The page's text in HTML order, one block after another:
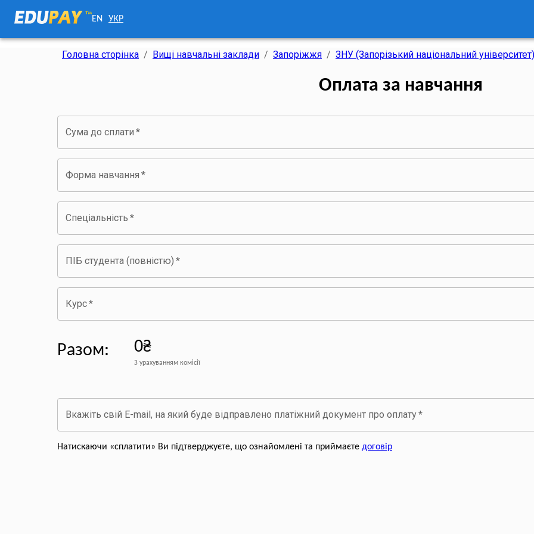
EN УКР
Головна сторінка / Вищі навчальні заклади / Запоріжжя / ЗНУ (Запорізький національний університет)
Оплата за навчання
Сума до сплати *
Форма навчання *
Спеціальність *
ПІБ студента (повністю) *
Курс*
Разом: 0₴
З урахуванням комісії
Вкажіть свій E-mail, на який буде відправлено платіжний документ про оплату*
Натискаючи «сплатити» Ви підтверджуєте, що ознайомлені та приймаєте договір